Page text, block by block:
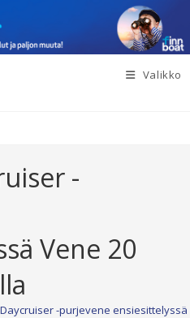
Valikko
-
Vene 20
-purjevene ensiesittelyssä